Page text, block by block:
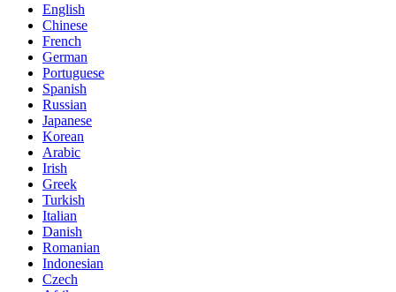
English
Chinese
French
German
Portuguese
Spanish
Russian
Japanese
Korean
Arabic
Irish
Greek
Turkish
Italian
Danish
Romanian
Indonesian
Czech